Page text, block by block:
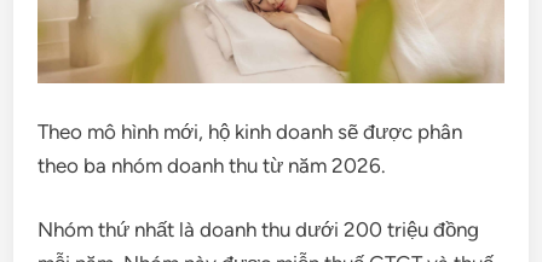
Theo mô hình mới, hộ kinh doanh sẽ được phân
theo ba nhóm doanh thu từ năm 2026.
Nhóm thứ nhất là doanh thu dưới 200 triệu đồng